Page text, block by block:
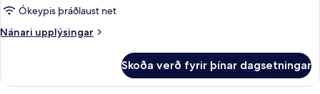
Ókeypis þráðlaust net
Nánari upplýsingar
Nánari
herbergi
Skoða verð fyrir þínar dagsetningar